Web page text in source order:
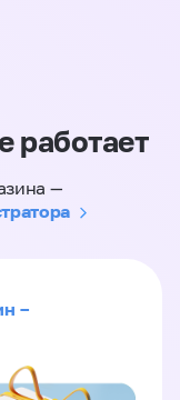
работает
—
–